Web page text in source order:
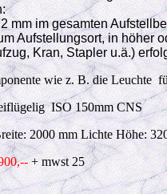
mm im gesamten
Aufstellungsort, in höher
Kran, Stapler u.ä.)
wie z. B. die Leuchte
ISO 150mm CNS
2000 mm Lichte Höhe:
+ mwst25